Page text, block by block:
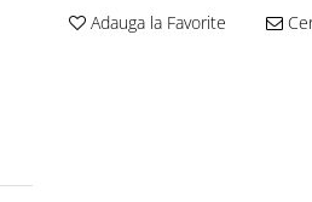
Adauga la Favorite